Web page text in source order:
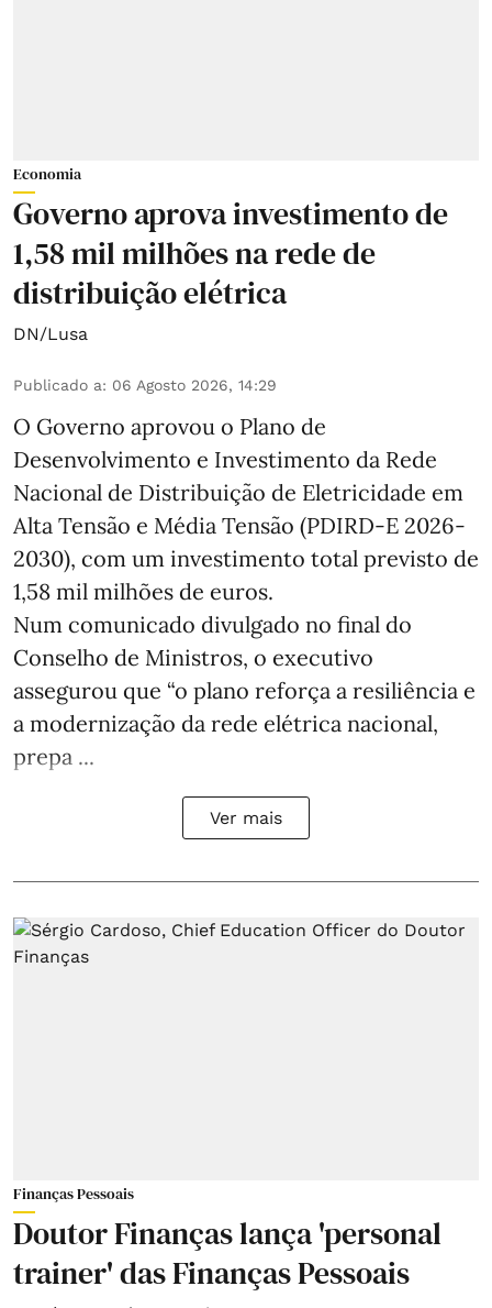
Economia
Governo aprova investimento de
1,58 mil milhões na rede de
distribuição elétrica
DN/Lusa
Publicado a: 06 Agosto 2026, 14:29
O Governo aprovou o Plano de
Desenvolvimento e Investimento da Rede
Nacional de Distribuição de Eletricidade em
Alta Tensão e Média Tensão (PDIRD-E 2026-
2030), com um investimento total previsto de
1,58 mil milhões de euros.
Num comunicado divulgado no final do
Conselho de Ministros, o executivo
assegurou que “o plano reforça a resiliência e
a modernização da rede elétrica nacional,
prepa ...
Ver mais
Finanças Pessoais
Doutor Finanças lança 'personal
trainer' das Finanças Pessoais